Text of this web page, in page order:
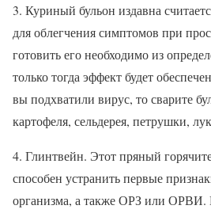
3. Куриный бульон издавна
для облегчения симптомов при
готовить его необходимо из
только тогда эффект будет
вы подхватили вирус, то сварите
картофеля, сельдерея, петрушки,
4. Глинтвейн. Этот пряный
способен устранить первые
организма, а также ОРЗ или ОРВИ.